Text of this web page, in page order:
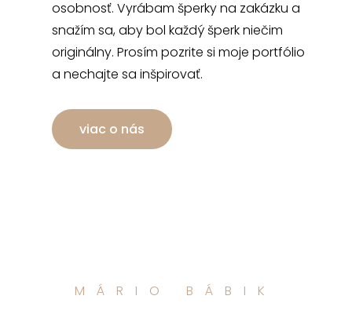
osobnosť. Vyrábam šperky na zakázku a
snažím sa, aby bol každý šperk niečim
originálny. Prosím pozrite si moje portfólio
a nechajte sa inšpirovať.
viac o nás
MÁRIO BÁBIK